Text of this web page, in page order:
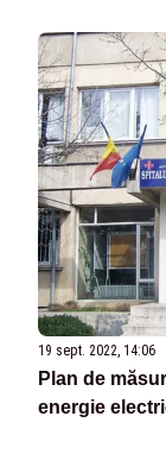
19 sept. 2022, 14:06
Plan de
energie